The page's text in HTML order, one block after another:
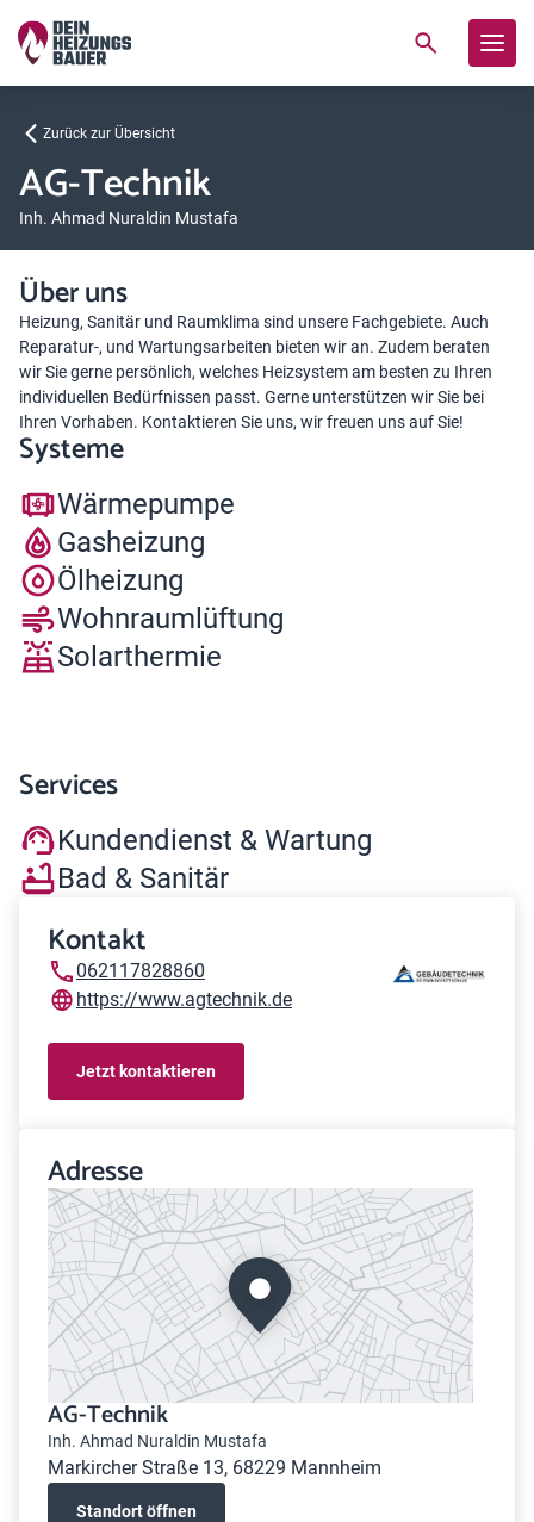
Zurück zur Übersicht
AG-Technik
Inh. Ahmad Nuraldin Mustafa
Über uns
Heizung, Sanitär und Raumklima sind unsere Fachgebiete. Auch
Reparatur-, und Wartungsarbeiten bieten wir an. Zudem beraten
wir Sie gerne persönlich, welches Heizsystem am besten zu Ihren
individuellen Bedürfnissen passt. Gerne unterstützen wir Sie bei
Ihren Vorhaben. Kontaktieren Sie uns, wir freuen uns auf Sie!
Systeme
Wärmepumpe
Gasheizung
Ölheizung
Wohnraumlüftung
Solarthermie
Services
Kundendienst & Wartung
Bad & Sanitär
Kontakt
062117828860
https://www.agtechnik.de
Jetzt kontaktieren
Adresse
AG-Technik
Inh. Ahmad Nuraldin Mustafa
Markircher Straße 13, 68229 Mannheim
Standort öffnen